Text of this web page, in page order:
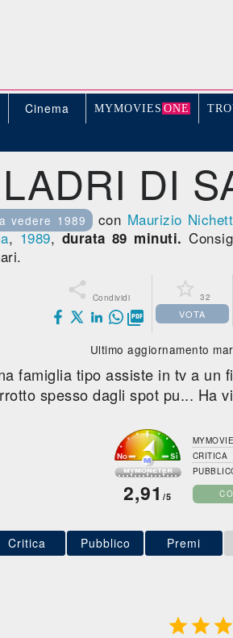
Cinema MYMOVIE S ONE
LADRI DI
vedere 1989 con Maurizio
,1989,durata 89 minuti.
 Condividi

 32
VOTA
Ultimo aggiornamento
famiglia tipo assiste in tv a un
spesso dagli spot pu... Ha
2,91 /5
CRITICA
Critica Pubblico Premi
